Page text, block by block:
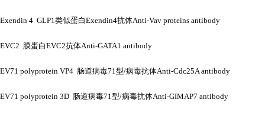
Exendin 4 GLP1类似蛋白Exendin4抗体Anti-Vav proteins antibody
EVC2 膜蛋白EVC2抗体Anti-GATA1 antibody
EV71 polyprotein VP4 肠道病毒71型/病毒抗体Anti-Cdc25A antibody
EV71 polyprotein 3D 肠道病毒71型/病毒抗体Anti-GIMAP7 antibody